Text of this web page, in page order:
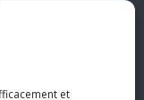
et